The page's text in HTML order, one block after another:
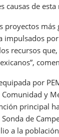
causas de esta
proyectos más
impulsados
recursos
por
y
principal
de
a la